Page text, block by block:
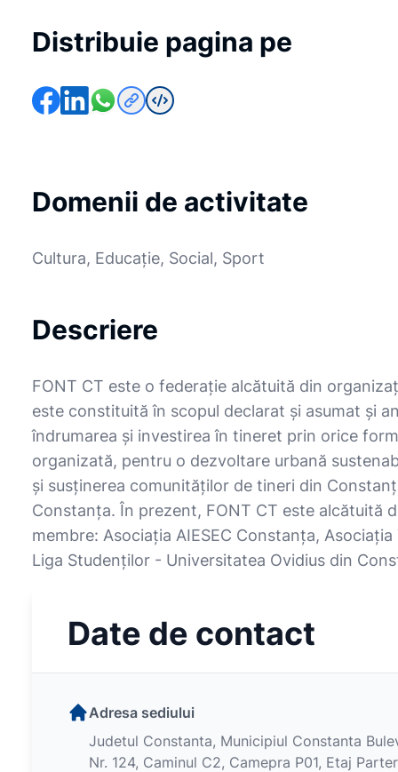
Distribuie pagina pe
Domenii de activitate
Cultura, Educație, Social, Sport
Descriere
FONT CT este o federație alcătuită din
este constituită în scopul declarat şi asumat și
îndrumarea și investirea în tineret prin orice
organizată, pentru o dezvoltare urbană
și susținerea comunităților de tineri din
Constanța. În prezent, FONT CT este alcătuită
membre: Asociația AIESEC Constanța,
Liga Studenților - Universitatea Ovidius din
Date de contact
Adresa sediului
Judetul Constanta, Municipiul Constanta
Nr. 124, Caminul C2, Camepra P01, Etaj Parter